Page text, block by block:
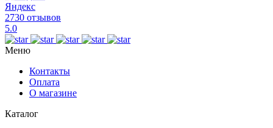
Яндекс
2730 отзывов
5.0
Меню
Контакты
Оплата
О магазине
Каталог